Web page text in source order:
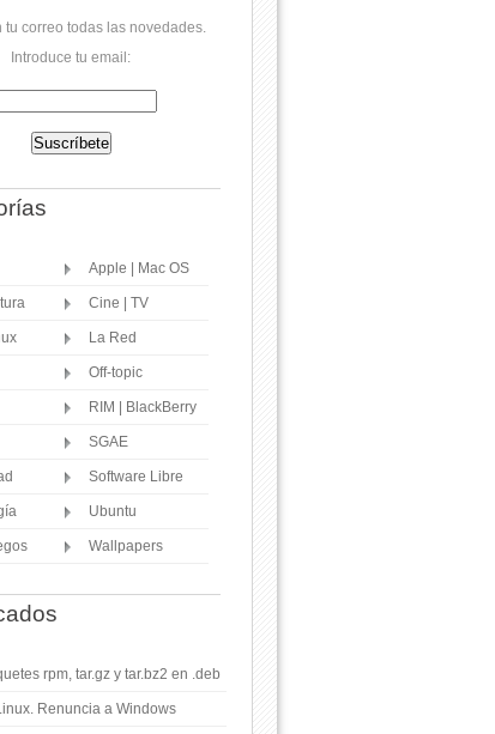
tu correo todas las novedades.
Introduce tu email:
Apple | Mac OS
Cine | TV
La Red
Off-topic
RIM | BlackBerry
SGAE
Software Libre
Ubuntu
Wallpapers
rpm, tar.gz y tar.bz2 en .deb
Renuncia a Windows